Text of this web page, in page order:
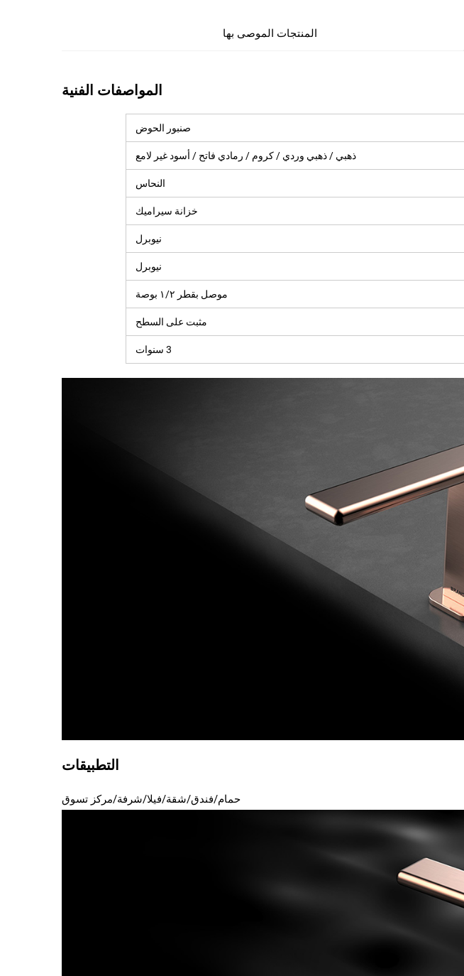
المنتجات الموصى بها
المواصفات الفنية
صنبور الحوض
ذهبي / ذهبي وردي / كروم / رمادي فاتح / أسود غير لامع
النحاس
خزانة سيراميك
نيوبرل
نيوبرل
موصل بقطر ١/٢ بوصة
مثبت على السطح
3 سنوات
التطبيقات
حمام/فندق/شقة/فيلا/شرفة/مركز تسوق